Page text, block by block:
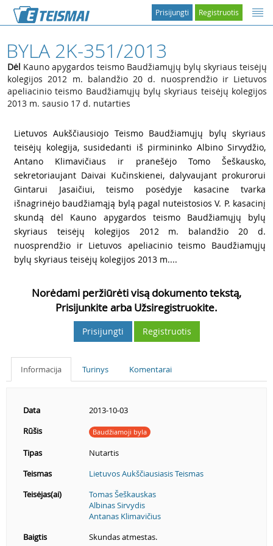
Registruotis
Prisijungti
BYLA 2K-351/2013
Dėl Kauno apygardos teismo Baudžiamųjų bylų skyriaus teisėjų
kolegijos 2012 m. balandžio 20 d. nuosprendžio ir Lietuvos
apeliacinio teismo Baudžiamųjų bylų skyriaus teisėjų kolegijos
2013 m. sausio 17 d. nutarties
Lietuvos Aukščiausiojo Teismo Baudžiamųjų bylų skyriaus
teisėjų kolegija, susidedanti iš pirmininko Albino Sirvydžio,
Antano Klimavičiaus ir pranešėjo Tomo Šeškausko,
sekretoriaujant Daivai Kučinskienei, dalyvaujant prokurorui
Gintarui Jasaičiui, teismo posėdyje kasacine tvarka
išnagrinėjo baudžiamąją bylą pagal nuteistosios V. P. kasacinį
skundą dėl Kauno apygardos teismo Baudžiamųjų bylų
skyriaus teisėjų kolegijos 2012 m. balandžio 20 d.
nuosprendžio ir Lietuvos apeliacinio teismo Baudžiamųjų
bylų skyriaus teisėjų kolegijos 2013 m....
Norėdami peržiūrėti visą dokumento tekstą,
Prisijunkite arba Užsiregistruokite.
Prisijungti Registruotis
Informacija Turinys Komentarai
Data
2013-10-03
Rūšis
Baudžiamoji byla
Tipas
Nutartis
Teismas
Lietuvos Aukščiausiasis Teismas
Teisėjas(ai)
Tomas Šeškauskas
Albinas Sirvydis
Antanas Klimavičius
Baigtis
Skundas atmestas.